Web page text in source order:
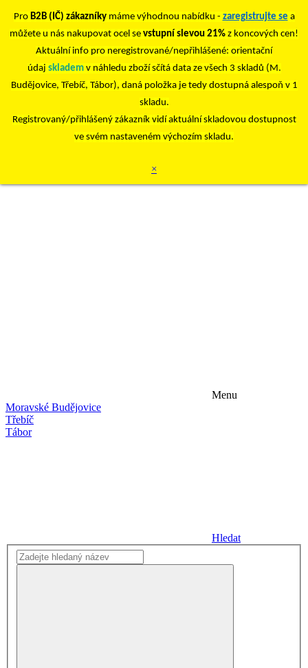
Pro B2B (IČ) zákazníkymáme výhodnou nabídku - zaregistrujte se a
můžete u nás nakupovat ocel se vstupní slevou 21% z koncových cen!
Aktuální info pro neregistrované/nepřihlášené: orientační
údaj skladem v náhledu zboží sčítá data ze všech 3 skladů (M.
Budějovice, Třebíč, Tábor), daná položka je tedy dostupná alespoň v 1
skladu.
Registrovaný/přihlášený zákazník vidí aktuální skladovou dostupnost
ve svém nastaveném výchozím skladu.
×
Menu
Moravské Budějovice
Třebíč
Tábor
Hledat